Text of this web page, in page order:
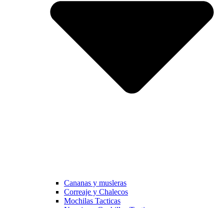
Cananas y musleras
Correaje y Chalecos
Mochilas Tacticas